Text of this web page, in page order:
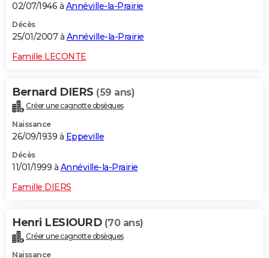
02/07/1946 à Annéville-la-Prairie
Décès
25/01/2007 à Annéville-la-Prairie
Famille LECONTE
Bernard DIERS (59 ans)
Créer une cagnotte obsèques
Naissance
26/09/1939 à Eppeville
Décès
11/01/1999 à Annéville-la-Prairie
Famille DIERS
Henri LESIOURD (70 ans)
Créer une cagnotte obsèques
Naissance